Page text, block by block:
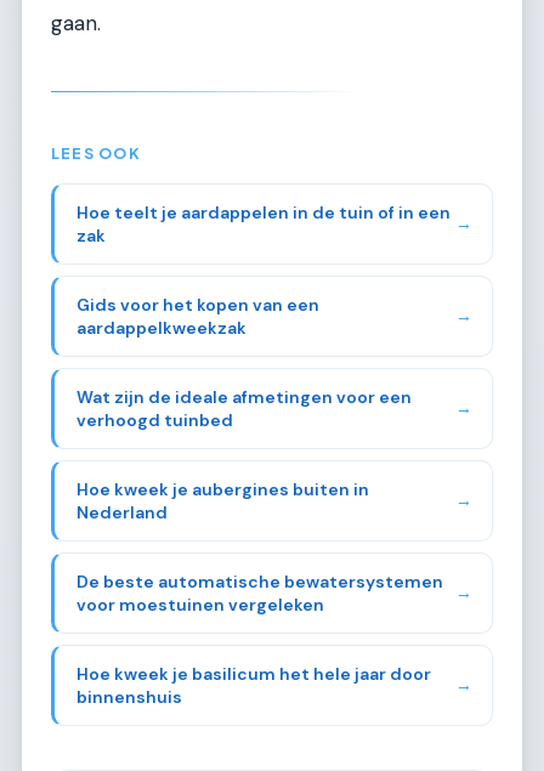
gaan.
LEES OOK
Hoe teelt je aardappelen in de tuin of in een
zak
→
Gids voor het kopen van een
aardappelkweekzak
→
Wat zijn de ideale afmetingen voor een
verhoogd tuinbed
→
Hoe kweek je aubergines buiten in
Nederland
→
De beste automatische bewatersystemen
voor moestuinen vergeleken
→
Hoe kweek je basilicum het hele jaar door
binnenshuis
→